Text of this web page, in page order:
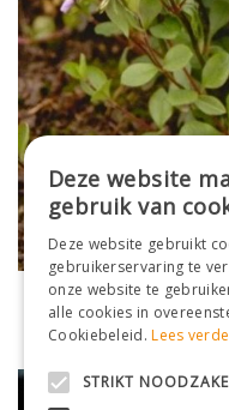
Phlox
Deze website
gebruik van
Deze website gebruikt
gebruikerservaring te
onze website te
alle cookies in
Cookiebeleid.Lees
STRIKT